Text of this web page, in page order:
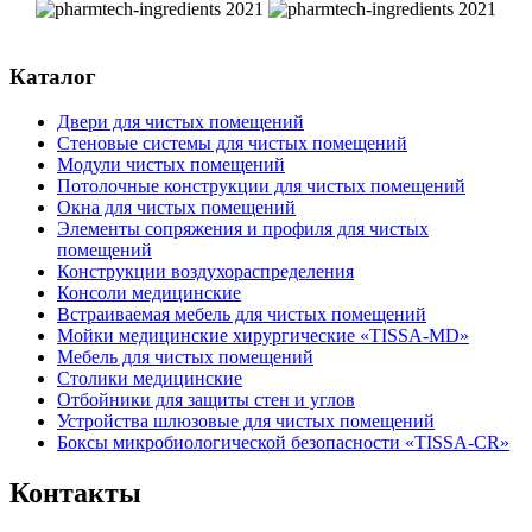
Каталог
Двери для чистых помещений
Стеновые системы для чистых помещений
Модули чистых помещений
Потолочные конструкции для чистых помещений
Окна для чистых помещений
Элементы сопряжения и профиля для чистых
помещений
Конструкции воздухораспределения
Консоли медицинские
Встраиваемая мебель для чистых помещений
Мойки медицинские хирургические «TISSA-MD»
Мебель для чистых помещений
Столики медицинские
Отбойники для защиты стен и углов
Устройства шлюзовые для чистых помещений
Боксы микробиологической безопасности «TISSA-CR»
Контакты